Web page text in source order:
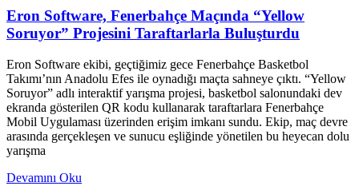
Eron Software, Fenerbahçe Maçında “Yellow
Soruyor” Projesini Taraftarlarla Buluşturdu
Eron Software ekibi, geçtiğimiz gece Fenerbahçe Basketbol
Takımı’nın Anadolu Efes ile oynadığı maçta sahneye çıktı. “Yellow
Soruyor” adlı interaktif yarışma projesi, basketbol salonundaki dev
ekranda gösterilen QR kodu kullanarak taraftarlara Fenerbahçe
Mobil Uygulaması üzerinden erişim imkanı sundu. Ekip, maç devre
arasında gerçekleşen ve sunucu eşliğinde yönetilen bu heyecan dolu
yarışma
Devamını Oku